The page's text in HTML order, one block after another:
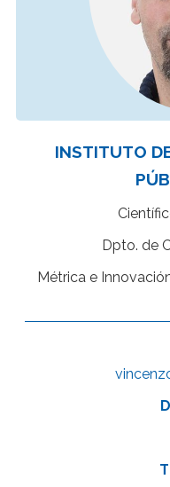
INSTITUTO
Dpto. de
Métrica e